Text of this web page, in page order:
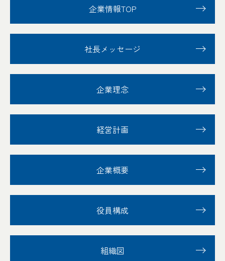
企業情報TOP
社長メッセージ
企業理念
経営計画
企業概要
役員構成
組織図